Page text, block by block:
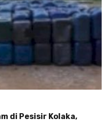
di Pesisir Kolaka,